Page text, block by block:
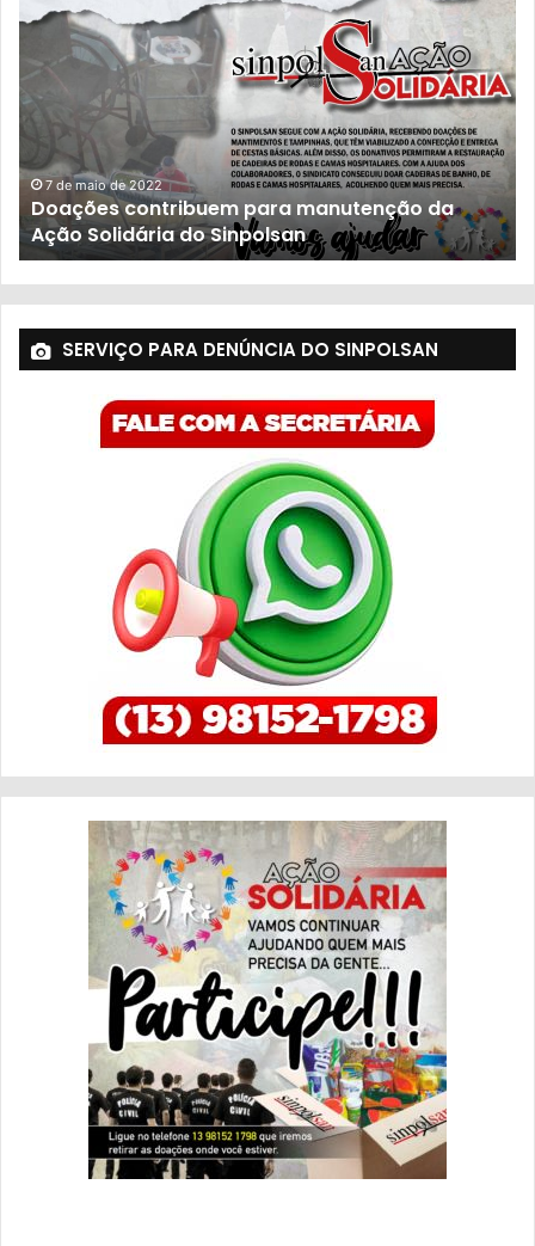
23 de novembro de 2021
População sofre com descaso do governo
SERVIÇO PARA DENÚNCIA DO SINPOLSAN